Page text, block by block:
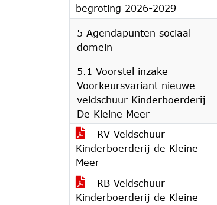
begroting 2026-2029
5 Agendapunten sociaal
domein
5.1 Voorstel inzake
Voorkeursvariant nieuwe
veldschuur Kinderboerderij
De Kleine Meer
RV Veldschuur
Kinderboerderij de Kleine
Meer
RB Veldschuur
Kinderboerderij de Kleine